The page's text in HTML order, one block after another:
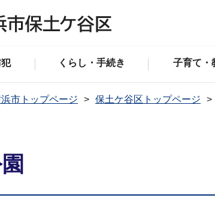
くらし・手続き 子育て・
市トップページ 保土ケ谷区トップページ